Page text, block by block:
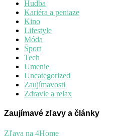
Hudba
Kariéra a peniaze
Kino
Lifestyle
Móda
Šport
Tech
Umenie
Uncategorized
Zaujímavosti
Zdravie a relax
Zaujímavé zľavy a články
Zľava na 4Home